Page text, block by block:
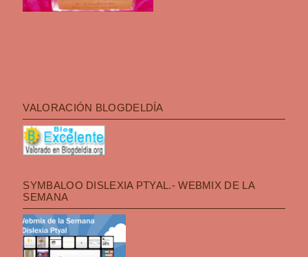
VALORACIÓN BLOGDELDÍA
SYMBALOO DISLEXIA PTYAL.- WEBMIX DE LA
SEMANA